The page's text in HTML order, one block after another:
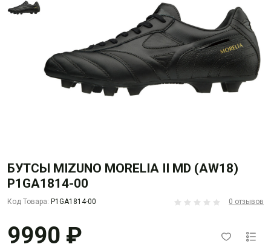
БУТСЫ MIZUNO MORELIA II MD (AW18)
P1GA1814-00
Код Товара: P1GA1814-00 0 отзывов
9990 ₽